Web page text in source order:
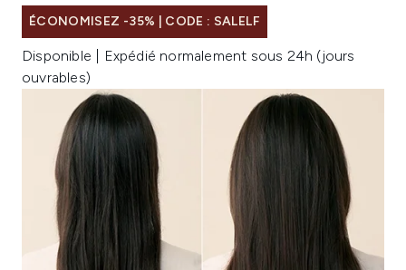
ÉCONOMISEZ -35% | CODE : SALELF
Disponible | Expédié normalement sous 24h (jours
ouvrables)